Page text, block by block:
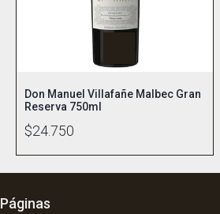
Don Manuel Villafañe Malbec Gran
Reserva 750ml
$24.750
Páginas